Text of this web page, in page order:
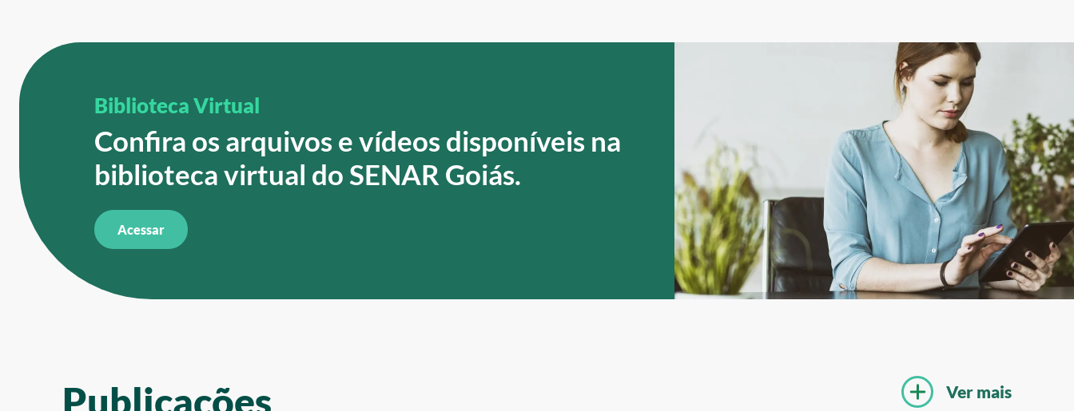
Biblioteca Virtual
Confira os arquivos e vídeos disponíveis na
biblioteca virtual do SENAR Goiás.
Acessar
Publicações Ver mais